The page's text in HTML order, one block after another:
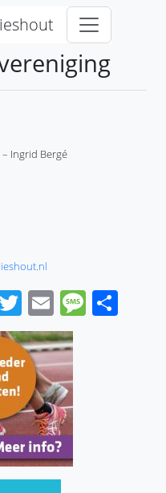
Ingrid Bergé
Twitter
Email